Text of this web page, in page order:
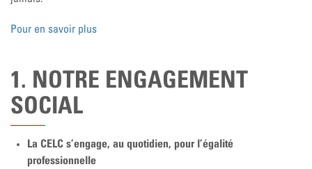
Pour en savoir plus
1. NOTRE ENGAGEMENT
SOCIAL
La CELC s’engage, au quotidien, pour l’égalité
professionnelle